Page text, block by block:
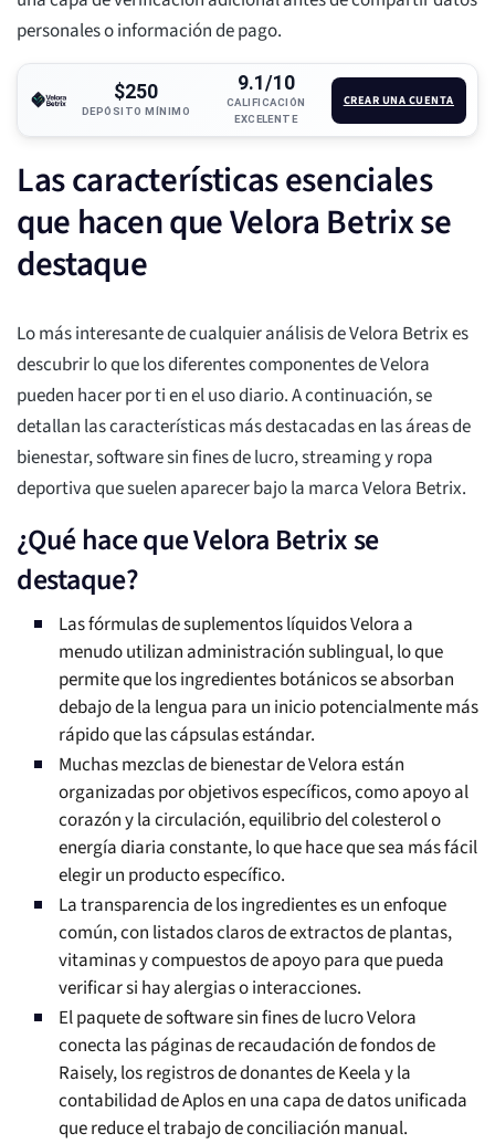
personales o información de pago.
$250
DEPÓSITO MÍNIMO
9.1/10
CALIFICACIÓN
EXCELENTE
CREAR UNA CUENTA
Las características esenciales
que hacen que Velora Betrix se
destaque
Lo más interesante de cualquier análisis de Velora Betrix es
descubrir lo que los diferentes componentes de Velora
pueden hacer por ti en el uso diario. A continuación, se
detallan las características más destacadas en las áreas de
bienestar, software sin fines de lucro, streaming y ropa
deportiva que suelen aparecer bajo la marca Velora Betrix.
¿Qué hace que Velora Betrix se
destaque?
Las fórmulas de suplementos líquidos Velora a
menudo utilizan administración sublingual, lo que
permite que los ingredientes botánicos se absorban
debajo de la lengua para un inicio potencialmente más
rápido que las cápsulas estándar.
Muchas mezclas de bienestar de Velora están
organizadas por objetivos específicos, como apoyo al
corazón y la circulación, equilibrio del colesterol o
energía diaria constante, lo que hace que sea más fácil
elegir un producto específico.
La transparencia de los ingredientes es un enfoque
común, con listados claros de extractos de plantas,
vitaminas y compuestos de apoyo para que pueda
verificar si hay alergias o interacciones.
El paquete de software sin fines de lucro Velora
conecta las páginas de recaudación de fondos de
Raisely, los registros de donantes de Keela y la
contabilidad de Aplos en una capa de datos unificada
que reduce el trabajo de conciliación manual.